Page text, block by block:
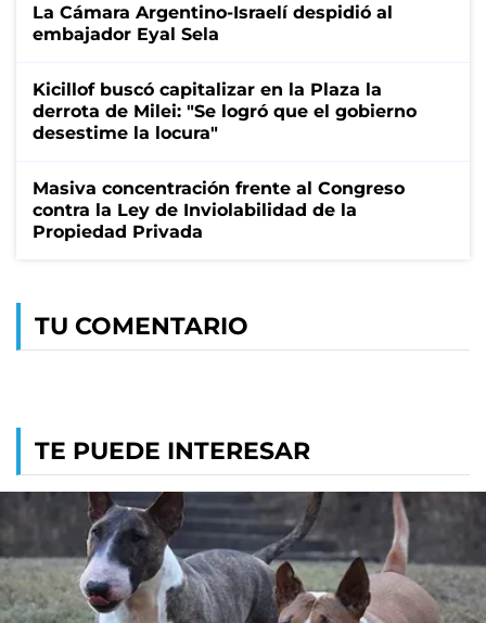
La Cámara Argentino-Israelí despidió al
embajador Eyal Sela
Kicillof buscó capitalizar en la Plaza la
derrota de Milei: "Se logró que el gobierno
desestime la locura"
Masiva concentración frente al Congreso
contra la Ley de Inviolabilidad de la
Propiedad Privada
TU COMENTARIO
TE PUEDE INTERESAR